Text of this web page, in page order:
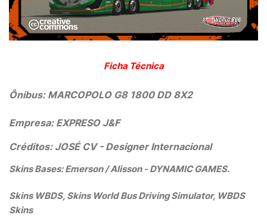
Ficha Técnica
Ônibus: MARCOPOLO G8 1800 DD 8X2
Empresa: EXPRESO J&F
Créditos: JOSÉ CV- Designer Internacional
Skins Bases: Emerson / Alisson - DYNAMIC GAMES.
Skins WBDS, Skins World Bus Driving Simulator, WBDS
Skins